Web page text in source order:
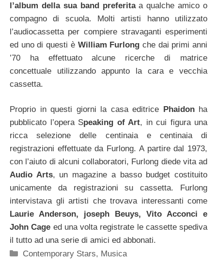
l’album della sua band preferitaa qualche amico o
compagno di scuola. Molti artisti hanno utilizzato
l’audiocassetta per compiere stravaganti esperimenti
ed uno di questi è William Furlong che dai primi anni
’70 ha effettuato alcune ricerche di matrice
concettuale utilizzando appunto la cara e vecchia
cassetta.
Proprio in questi giorni la casa editrice Phaidonha
pubblicato l’opera Speaking of Art, in cui figura una
ricca selezione delle centinaia e centinaia di
registrazioni effettuate da Furlong. A partire dal 1973,
con l’aiuto di alcuni collaboratori, Furlong diede vita ad
Audio Arts, un magazine a basso budget costituito
unicamente da registrazioni su cassetta. Furlong
intervistava gli artisti che trovava interessanti come
Laurie Anderson, joseph Beuys, Vito Acconci e
John Cage ed una volta registrate le cassette spediva
il tutto ad una serie di amici ed abbonati.
Categorie
Contemporary Stars, Musica